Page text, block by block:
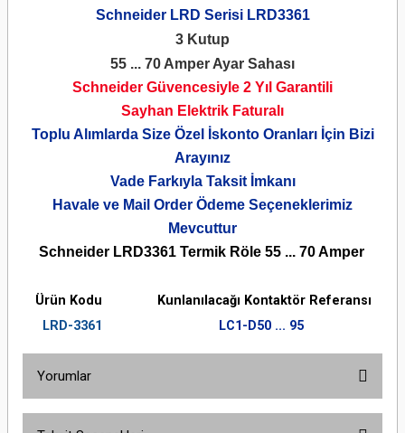
Schneider LRD Serisi LRD3361
3 Kutup
55 ... 70 Amper Ayar Sahası
Schneider Güvencesiyle 2 Yıl Garantili
Sayhan Elektrik Faturalı
Toplu Alımlarda Size Özel İskonto Oranları İçin Bizi
Arayınız
Vade Farkıyla Taksit İmkanı
Havale ve Mail Order Ödeme Seçeneklerimiz
Mevcuttur
Schneider LRD3361 Termik Röle 55 ... 70 Amper
Ürün Kodu
Kunlanılacağı Kontaktör Referansı
LRD-3361
LC1-D50 ... 95
Yorumlar